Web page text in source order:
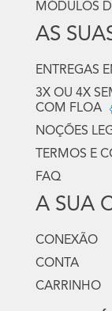
MÓDULOS
AS
ENTREGAS
3X OU 4X
COM FLOA
NOÇÕES
TERMOS E
FAQ
A SUA
CONEXÃO
CONTA
CARRINHO